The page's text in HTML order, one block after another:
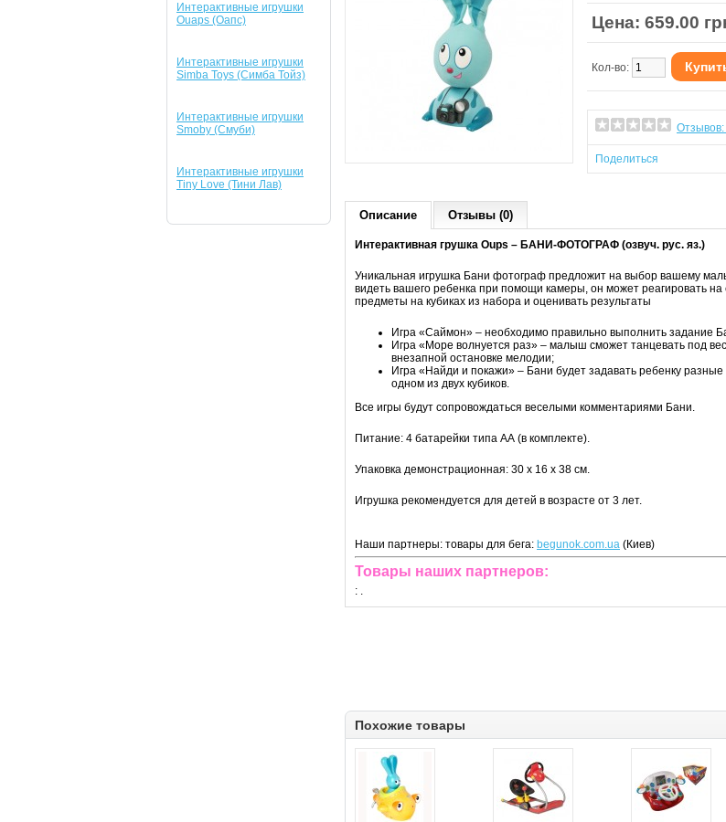
Интерактивные игрушки
Ouaps (Оапс)
Интерактивные игрушки
Simba Toys (Симба Тойз)
Интерактивные игрушки
Smoby (Смуби)
Интерактивные игрушки
Tiny Love (Тини Лав)
Цена: 659.00
Кол-во:
Отзывов:
Поделиться
Описание Отзывы (0)
Интерактивная грушка Oups – БАНИ-ФОТОГРАФ (озвуч. рус. яз.)
Уникальная игрушка Бани фотограф предложит на выбор вашему
видеть вашего ребенка при помощи камеры, он может реагировать
предметы на кубиках из набора и оценивать результаты
Игра «Саймон» – необходимо правильно выполнить задание
Игра «Море волнуется раз» – малыш сможет танцевать под
внезапной остановке мелодии;
Игра «Найди и покажи» – Бани будет задавать ребенку
одном из двух кубиков.
Все игры будут сопровождаться веселыми комментариями Бани.
Питание: 4 батарейки типа АА (в комплекте).
Упаковка демонстрационная: 30 х 16 х 38 см.
Игрушка рекомендуется для детей в возрасте от 3 лет.
Наши партнеры: товары для бега: begunok.com.ua (Киев)
Товары наших партнеров:
: .
Похожие товары